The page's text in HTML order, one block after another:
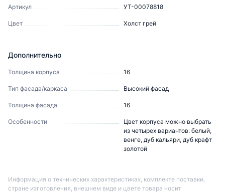
Артикул УТ-00078818
Цвет Холст грей
Дополнительно
Толщина корпуса 16
Тип фасада/каркаса Высокий фасад
Толщина фасада 16
Особенности
Цвет корпуса можно выбрать
из четырех вариантов: белый,
венге, дуб кальяри, дуб крафт
золотой
Информация о технических характеристиках, комплекте поставки,
стране изготовления, внешнем виде и цвете товара носит